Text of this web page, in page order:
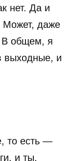
нет. Да и
Может, даже
В общем, я
выходные, и
то есть —
и ты,